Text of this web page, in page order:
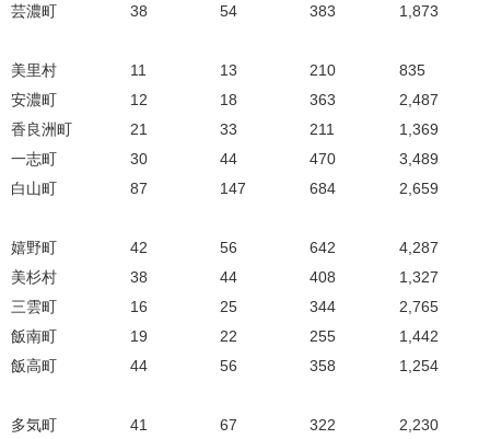
芸濃町
38 54 383 1,873
美里村 11 13 210 835
安濃町
12 18 363 2,487
香良洲町
21 33 211 1,369
一志町
30 44 470 3,489
白山町
87 147 684 2,659
嬉野町 42 56 642 4,287
美杉村
38 44 408 1,327
三雲町
16 25 344 2,765
飯南町
19 22 255 1,442
飯高町
44 56 358 1,254
多気町 41 67 322 2,230